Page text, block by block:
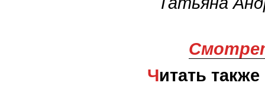
Читать также